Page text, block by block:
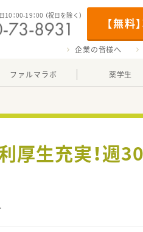
【無料
10：00-19：00 （祝日を除く）
企業の皆様へ
ファルマラボ 薬学生
厚生充実！週